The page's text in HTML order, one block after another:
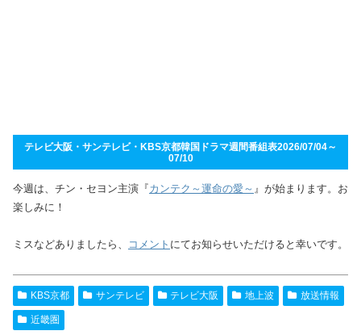
テレビ大阪・サンテレビ・KBS京都韓国ドラマ週間番組表2026/07/04～
07/10
今週は、チン・セヨン主演『カンテク～運命の愛～ 』が始まります。お
楽しみに！
ミスなどありましたら、 コメント にてお知らせいただけると幸いです。
KBS京都 サンテレビ テレビ大阪 地上波 放送情報
近畿圏